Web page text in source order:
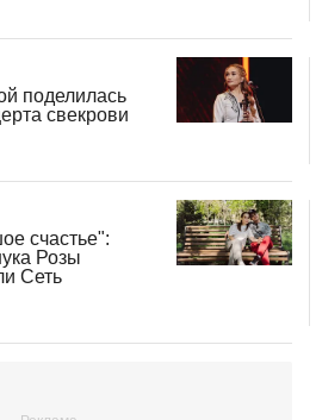
поделилась
свекрови
счастье":
Розы
Сеть